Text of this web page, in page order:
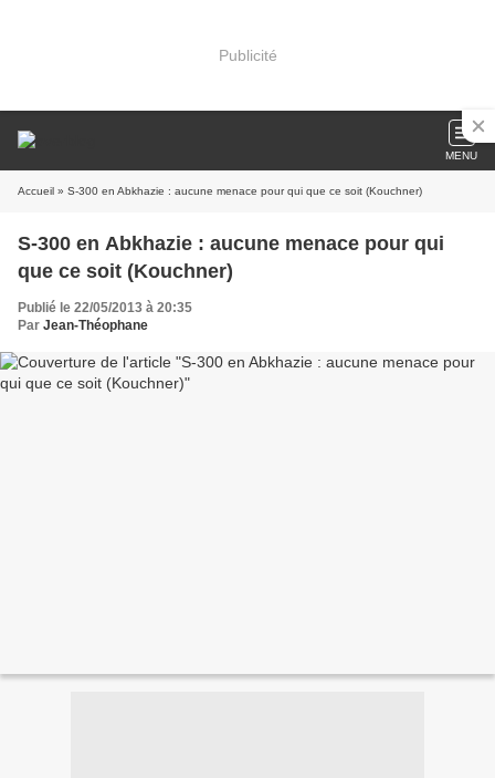
Publicité
MENU
Accueil » S-300 en Abkhazie : aucune menace pour qui que ce soit (Kouchner)
S-300 en Abkhazie : aucune menace pour qui
que ce soit (Kouchner)
Publié le 22/05/2013 à 20:35
Par Jean-Théophane